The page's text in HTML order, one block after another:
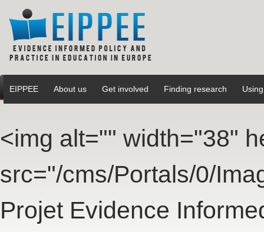
EIPPEE About us Get involved Finding research
<img alt="" width="38"
src="/cms/Portals/0/
Projet Evidence